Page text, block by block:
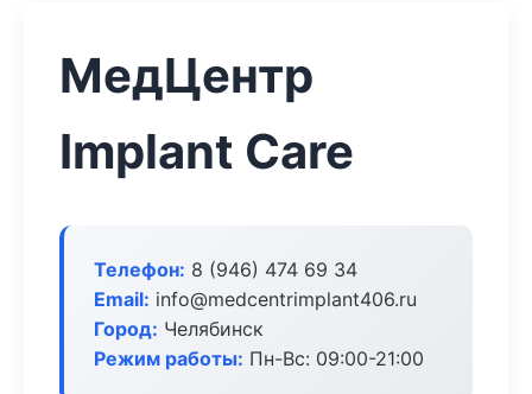
МедЦентр
Implant Care
Телефон: 8 (946) 474 69 34
Email: info@medcentrimplant406.ru
Город: Челябинск
Режим работы: Пн-Вс: 09:00-21:00